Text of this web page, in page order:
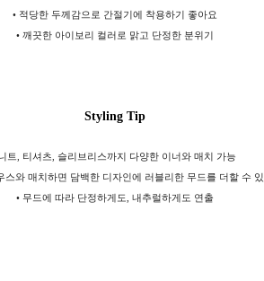
• 적당한 두께감으로 간절기에 착용하기 좋아요
• 깨끗한 아이보리 컬러로 맑고 단정한 분위기
Styling Tip
트, 티셔츠, 슬리브리스까지 다양한 이너와 매치 가능
스와 매치하면 담백한 디자인에 러블리한 무드를 더할 수
• 무드에 따라 단정하게도, 내추럴하게도 연출